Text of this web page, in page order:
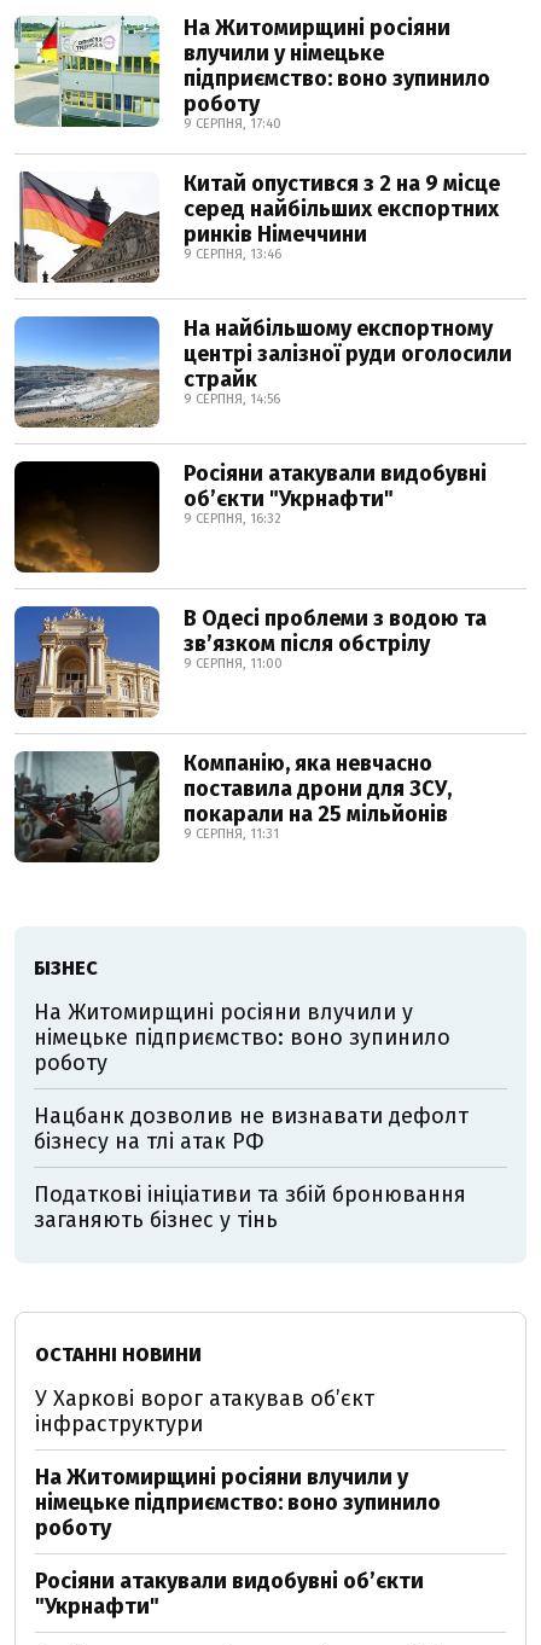
На Житомирщині росіяни
влучили у німецьке
підприємство: воно зупинило
роботу
9 СЕРПНЯ, 17:40
Китай опустився з 2 на 9 місце
серед найбільших експортних
ринків Німеччини
9 СЕРПНЯ, 13:46
На найбільшому експортному
центрі залізної руди оголосили
страйк
9 СЕРПНЯ, 14:56
Росіяни атакували видобувні
обʼєкти "Укрнафти"
9 СЕРПНЯ, 16:32
В Одесі проблеми з водою та
звʼязком після обстрілу
9 СЕРПНЯ, 11:00
Компанію, яка невчасно
поставила дрони для ЗСУ,
покарали на 25 мільйонів
9 СЕРПНЯ, 11:31
БІЗНЕС
На Житомирщині росіяни влучили у
німецьке підприємство: воно зупинило
роботу
Нацбанк дозволив не визнавати дефолт
бізнесу на тлі атак РФ
Податкові ініціативи та збій бронювання
заганяють бізнес у тінь
ОСТАННІ НОВИНИ
У Харкові ворог атакував обʼєкт
інфраструктури
На Житомирщині росіяни влучили у
німецьке підприємство: воно зупинило
роботу
Росіяни атакували видобувні обʼєкти
"Укрнафти"